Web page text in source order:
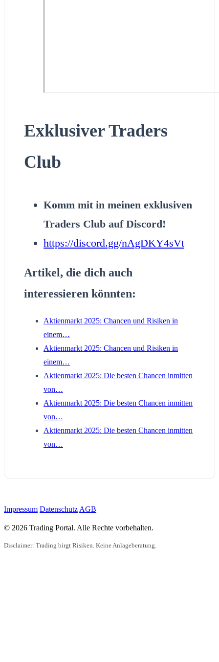
Exklusiver Traders
Club
Komm mit in meinen exklusiven
Traders Club auf Discord!
https://discord.gg/nAgDKY4sVt
Artikel, die dich auch
interessieren könnten:
Aktienmarkt 2025: Chancen und Risiken in
einem…
Aktienmarkt 2025: Chancen und Risiken in
einem…
Aktienmarkt 2025: Die besten Chancen inmitten
von…
Aktienmarkt 2025: Die besten Chancen inmitten
von…
Aktienmarkt 2025: Die besten Chancen inmitten
von…
Impressum Datenschutz AGB
© 2026 Trading Portal. Alle Rechte vorbehalten.
Disclaimer: Trading birgt Risiken. Keine Anlageberatung.